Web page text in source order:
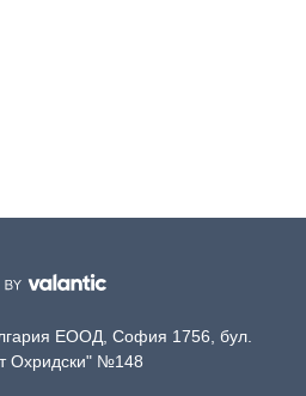
ЕООД, София 1756, бул.
Охридски" №148